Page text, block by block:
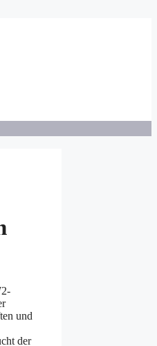
und
der